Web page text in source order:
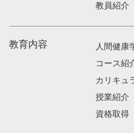
教員紹介
教育内容
人間健康
コース紹
カリキュ
授業紹介
資格取得